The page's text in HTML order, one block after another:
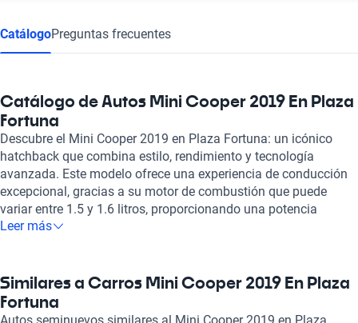
CatálogoPreguntas frecuentes
Catálogo de Autos Mini Cooper 2019 En Plaza
Fortuna
Descubre el Mini Cooper 2019 en Plaza Fortuna: un icónico
hatchback que combina estilo, rendimiento y tecnología
avanzada. Este modelo ofrece una experiencia de conducción
excepcional, gracias a su motor de combustión que puede
variar entre 1.5 y 1.6 litros, proporcionando una potencia
máxima de hasta 134 caballos de fuerza. Su aceleración de 0 a
divertido para recorrer la ciudad y más allá. El diseño interior
del Mini Cooper 2019 no solo es atractivo, sino que también
resulta práctico. Con capacidad para hasta cinco pasajeros, los
Leer más
Similares a Carros Mini Cooper 2019 En Plaza
Fortuna